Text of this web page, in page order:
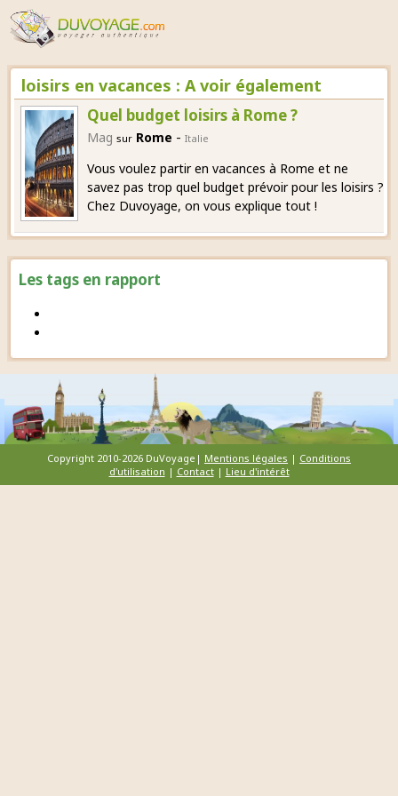
Les tags en rapport
loisirs en vacances : A voir également
Quel budget loisirs à Rome ?
Mag sur Rome - Italie
Vous voulez partir en vacances à Rome et ne
savez pas trop quel budget prévoir pour les loisirs ?
Chez Duvoyage, on vous explique tout !
Copyright 2010-2026 DuVoyage| Mentions légales | Conditions
d'utilisation | Contact| Lieu d'intérêt